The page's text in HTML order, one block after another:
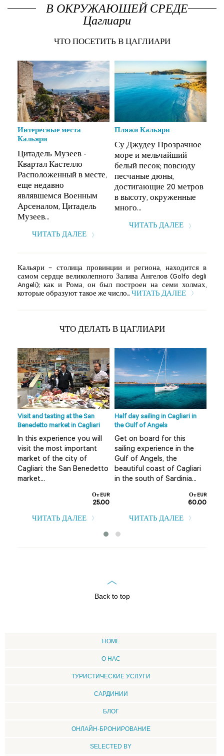
В ОКРУЖАЮЩЕЙ СРЕДЕ
Цаглиари
ЧТО ПОСЕТИТЬ В ЦАГЛИАРИ
Интересные места
Кальяри
Цитадель Музеев -
Квартал Кастелло
Расположенный в месте,
еще недавно
являвшемся Военным
Арсеналом, Цитадель
Музеев...
ЧИТАТЬ ДАЛЕЕ
Пляжи Кальяри
Су Джудеу Прозрачное
море и мельчайший
белый песок; повсюду
песчаные дюны,
достигающие 20 метров
в высоту, окруженные
много...
ЧИТАТЬ ДАЛЕЕ
Кальяри – столица провинции и региона, находится в
самом сердце великолепного Залива Ангелов (Golfo degli
Angeli); как и Рома, он был построен на семи холмах,
которые образуют такое же число... ЧИТАТЬ ДАЛЕЕ
ЧТО ДЕЛАТЬ В ЦАГЛИАРИ
Visit and tasting at the San
Benedetto market in Cagliari
In this experience you will
visit the most important
market of the city of
Cagliari: the San Benedetto
market...
От EUR
25.00
ЧИТАТЬ ДАЛЕЕ
Half day sailing in Cagliari in
the Gulf of Angels
Get on board for this
sailing experience in the
Gulf of Angels, the
beautiful coast of Cagliari
in the south of Sardinia...
От EUR
60.00
ЧИТАТЬ ДАЛЕЕ
Back to top
HOME
О НАС
ТУРИСТИЧЕСКИЕ УСЛУГИ
CАРДИНИИ
БЛОГ
ОНЛАЙН-БРОНИРОВАНИЕ
SELECTED BY